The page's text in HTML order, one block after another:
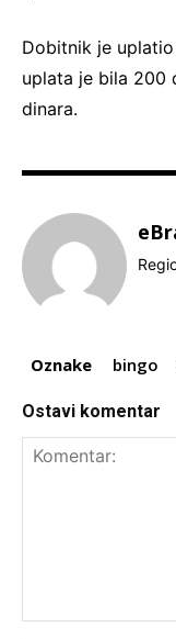
Dobitnik je
uplata je bila 200
dinara.
Oznake bingo
Ostavi komentar